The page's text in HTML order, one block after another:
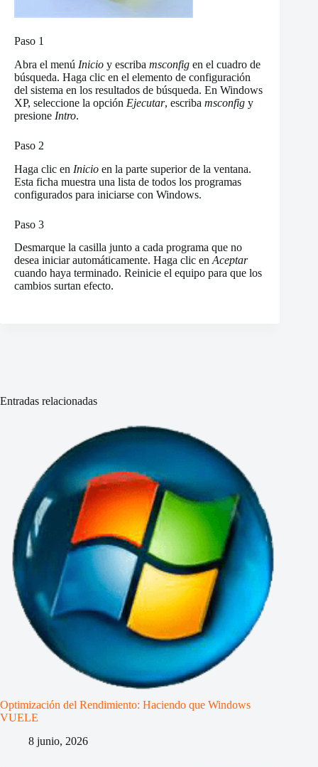
Paso 1
Abra el menú Inicio y escriba msconfig en el cuadro de
búsqueda. Haga clic en el elemento de configuración
del sistema en los resultados de búsqueda. En Windows
XP, seleccione la opción Ejecutar, escriba msconfig y
presione Intro.
Paso 2
Haga clic en Inicio en la parte superior de la ventana.
Esta ficha muestra una lista de todos los programas
configurados para iniciarse con Windows.
Paso 3
Desmarque la casilla junto a cada programa que no
desea iniciar automáticamente. Haga clic en Aceptar
cuando haya terminado. Reinicie el equipo para que los
cambios surtan efecto.
Entradas relacionadas
Optimización del Rendimiento: Haciendo que Windows
VUELE
8 junio, 2026